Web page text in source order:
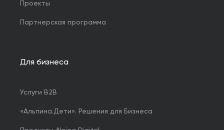
Проекты
Партнерская программа
Для бизнеса
Услуги B2B
«Альпина.Дети». Решения для Бизнеса